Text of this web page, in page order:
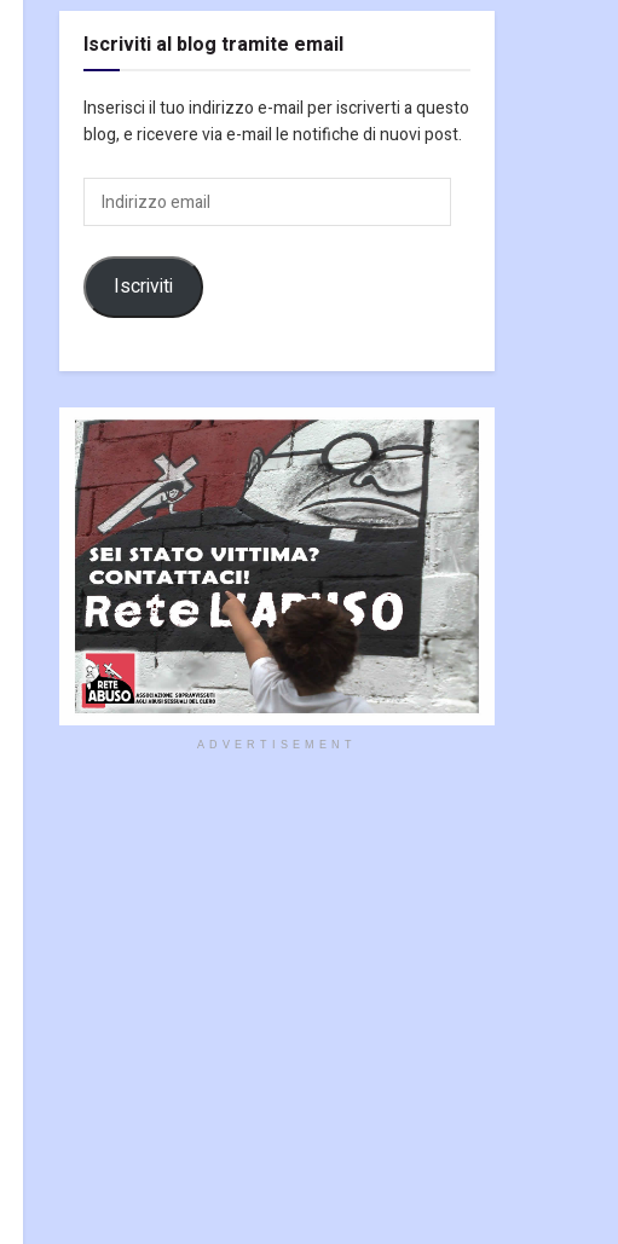
Iscriviti al blog tramite email
Inserisci il tuo indirizzo e-mail per iscriverti a questo
blog, e ricevere via e-mail le notifiche di nuovi post.
Indirizzo
email
Iscriviti
ADVERTISEMENT